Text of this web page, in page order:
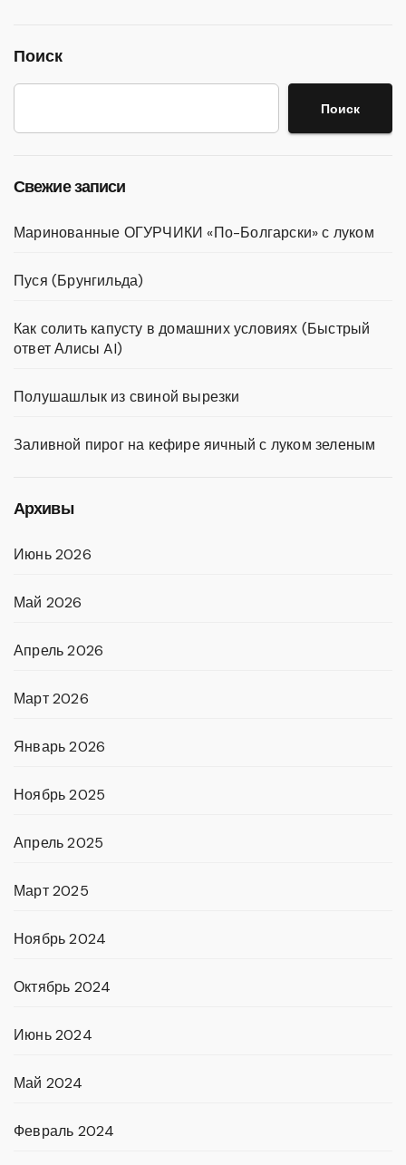
Поиск
Поиск
Свежие записи
Маринованные ОГУРЧИКИ «По-Болгарски» с луком
Пуся (Брунгильда)
Как солить капусту в домашних условиях (Быстрый
ответ Алисы AI)
Полушашлык из свиной вырезки
Заливной пирог на кефире яичный с луком зеленым
Архивы
Июнь 2026
Май 2026
Апрель 2026
Март 2026
Январь 2026
Ноябрь 2025
Апрель 2025
Март 2025
Ноябрь 2024
Октябрь 2024
Июнь 2024
Май 2024
Февраль 2024